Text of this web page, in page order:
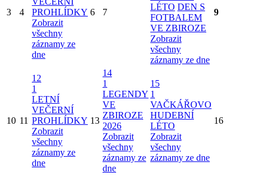
3 4
PROHLÍDKY
Zobrazit
všechny
záznamy ze
dne
6 7
LÉTO DEN S
FOTBALEM
VE ZBIROZE
Zobrazit
všechny
záznamy ze dne
9
10 11
12
1
LETNÍ
VEČERNÍ
PROHLÍDKY
Zobrazit
všechny
záznamy ze
dne
13
14
1
LEGENDY
VE
ZBIROZE
2026
Zobrazit
všechny
záznamy ze
dne
15
1
VAČKÁŘOVO
HUDEBNÍ
LÉTO
Zobrazit
všechny
záznamy ze dne
16